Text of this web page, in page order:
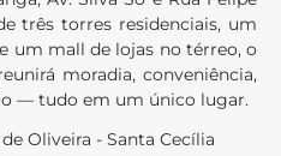
três torres residenciais, um
um mall de lojas no térreo, o
moradia, conveniência,
— tudo em um único lugar.
Oliveira - Santa Cecília